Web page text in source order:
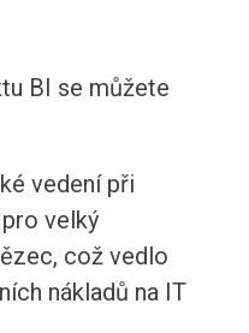
BI se můžete
vedení při
velký
což vedlo
nákladů na IT